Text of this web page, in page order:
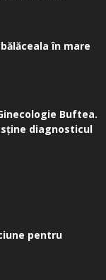
în mare
Buftea.
diagnosticul
pentru